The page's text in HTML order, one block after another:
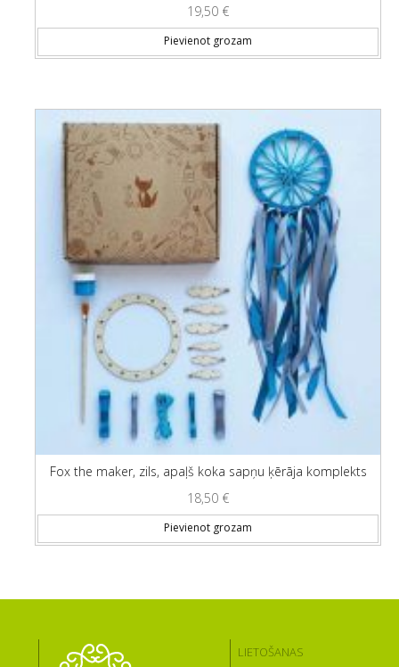
19,50 €
Pievienot grozam
Fox the maker, zils, apaļš koka sapņu ķērāja komplekts
18,50 €
Pievienot grozam
LIETOŠANAS